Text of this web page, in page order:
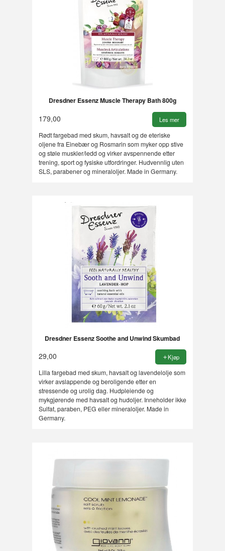
Dresdner Essenz Muscle Therapy Bath 800g
179,00 Les mer
Rødt fargebad med skum, havsalt og de eteriske
oljene fra Einebær og Rosmarin som myker opp stive
og støle muskler/ledd og virker avspennende etter
trening, sport og fysiske utfordringer. Hudvennlig uten
SLS, parabener og mineraloljer. Made in Germany.
Dresdner Essenz Soothe and Unwind Skumbad
29,00 Kjøp
Lilla fargebad med skum, havsalt og lavendelolje som
virker avslappende og beroligende etter en
stressende og urolig dag. Hudpleiende og
mykgjørende med havsalt og hudoljer. Inneholder ikke
Sulfat, paraben, PEG eller mineraloljer. Made in
Germany.